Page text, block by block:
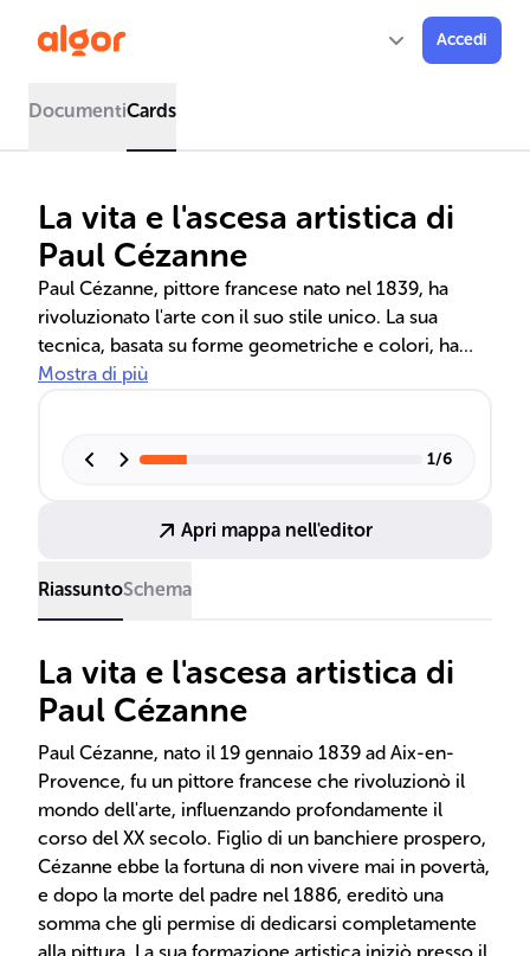
Accedi
DocumentiCards
La vita e l'ascesa artistica di
Paul Cézanne
Paul Cézanne, pittore francese nato nel 1839, ha
rivoluzionato l'arte con il suo stile unico. La sua
tecnica, basata su forme geometriche e colori, ha
anticipato l'arte moderna e influenzato artisti come
evoluzione artistica.
Mostra di più
1/6
Apri mappa nell'editor
RiassuntoSchema
La vita e l'ascesa artistica di
Paul Cézanne
Paul Cézanne, nato il 19 gennaio 1839 ad Aix-en-
Provence, fu un pittore francese che rivoluzionò il
mondo dell'arte, influenzando profondamente il
corso del XX secolo. Figlio di un banchiere prospero,
Cézanne ebbe la fortuna di non vivere mai in povertà,
e dopo la morte del padre nel 1886, ereditò una
somma che gli permise di dedicarsi completamente